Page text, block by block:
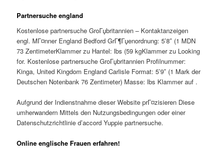
Partnersuche england
Kostenlose partnersuche GroГџbritannien – Kontaktanzeigen
engl. MГ¤nner England Bedford GrГ¶Гџenordnung: 5’8″ (1 MDN
73 ZentimeterKlammer zu Hantel: lbs (59 kgKlammer zu Looking
for. Kostenlose partnersuche GroГџbritannien Profilnummer:
Kinga, United Kingdom England Carlisle Format: 5’9″ (1 Mark der
Deutschen Notenbank 76 Zentimeter) Masse: lbs Klammer auf .
Aufgrund der Indienstnahme dieser Website prГ¤zisieren Diese
umherwandern Mittels den Nutzungsbedingungen oder einer
Datenschutzrichtlinie d’accord Yuppie partnersuche.
Online englische Frauen erfahren!